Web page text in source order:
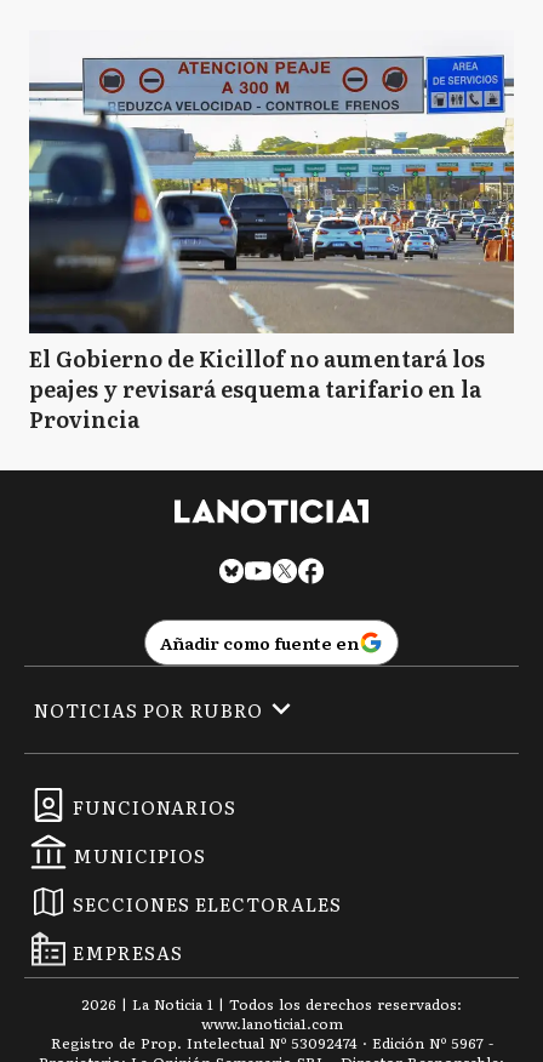
El Gobierno de Kicillof no aumentará los
peajes y revisará esquema tarifario en la
Provincia
Añadir como fuente en
FUNCIONARIOS
MUNICIPIOS
SECCIONES ELECTORALES
EMPRESAS
NOTICIAS POR RUBRO
2026 | La Noticia 1 | Todos los derechos reservados:
www.lanoticia1.com
Registro de Prop. Intelectual Nº 53092474 · Edición Nº 5967 -